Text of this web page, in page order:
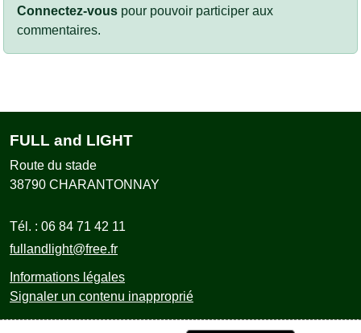
Connectez-vous pour pouvoir participer aux
commentaires.
FULL and LIGHT
Route du stade
38790 CHARANTONNAY
Tél. : 06 84 71 42 11
fullandlight@free.fr
Informations légales
Signaler un contenu inapproprié